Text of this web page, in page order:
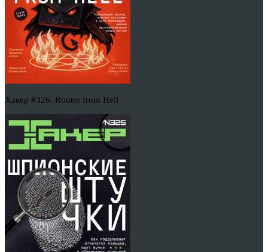
Хакер #326. Router from Hell